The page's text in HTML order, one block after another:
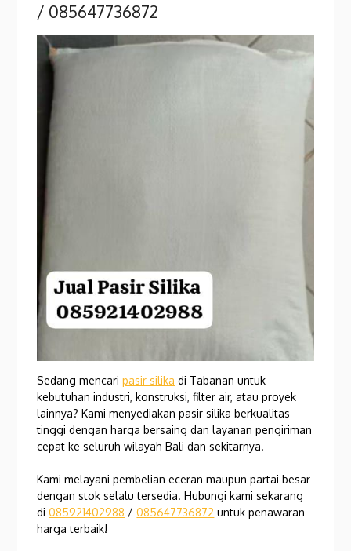
/ 085647736872
Sedang mencaripasir silika di Tabanan untuk
kebutuhan industri, konstruksi, filter air, atau proyek
lainnya? Kami menyediakan pasir silika berkualitas
tinggi dengan harga bersaing dan layanan pengiriman
cepat ke seluruh wilayah Bali dan sekitarnya.
Kami melayani pembelian eceran maupun partai besar
dengan stok selalu tersedia. Hubungi kami sekarang
di085921402988 /085647736872 untuk penawaran
harga terbaik!